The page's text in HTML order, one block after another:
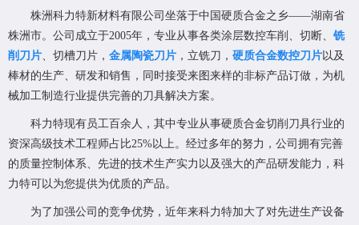
株洲科力特新材料有限公司坐落于中国硬质合金之乡——湖南省
株洲市。公司成立于2005年，专业从事各类涂层数控车削、切断、 铣
削刀片、切槽刀片， 金属陶瓷刀片 ，立铣刀， 硬质合金数控刀片以及
棒材的生产、研发和销售，同时接受来图来样的非标产品订做，为机
械加工制造行业提供完善的刀具解决方案。
科力特现有员工百余人，其中专业从事硬质合金切削刀具行业的
资深高级技术工程师占比25%以上。经过多年的努力，公司拥有完善
的质量控制体系、先进的技术生产实力以及强大的产品研发能力，科
力特可以为您提供为优质的产品。
为了加强公司的竞争优势，近年来科力特加大了对先进生产设备